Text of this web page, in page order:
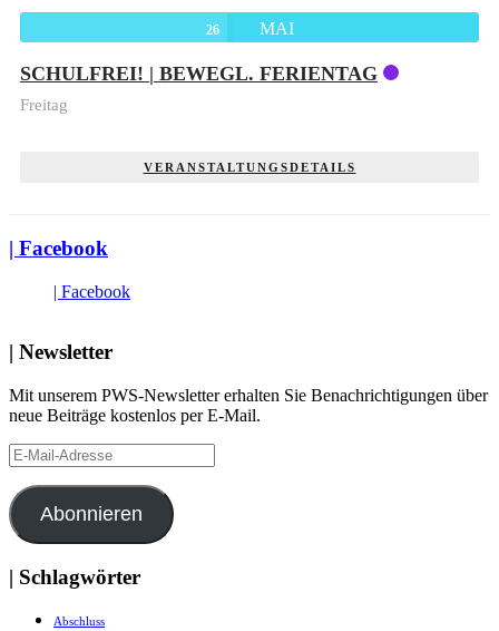
26 MAI
SCHULFREI! | BEWEGL. FERIENTAG
Freitag
VERANSTALTUNGSDETAILS
| Facebook
| Facebook
| Newsletter
Mit unserem PWS-Newsletter erhalten Sie Benachrichtigungen über
neue Beiträge kostenlos per E-Mail.
E-
Mail-
Adresse
Abonnieren
| Schlagwörter
Abschluss